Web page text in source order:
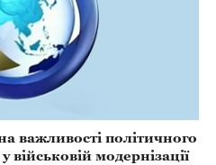
важливості політичного
військовій модернізації